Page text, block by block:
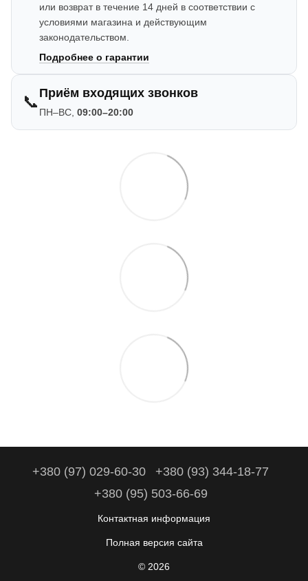
или возврат в течение 14 дней в соответствии с
условиями магазина и действующим
законодательством.
Подробнее о гарантии
📞 Приём входящих звонков
ПН–ВС, 09:00–20:00
+380 (97) 029-60-30
+380 (93) 344-18-77
+380 (95) 503-66-69
Контактная информация
Полная версия сайта
© 2026